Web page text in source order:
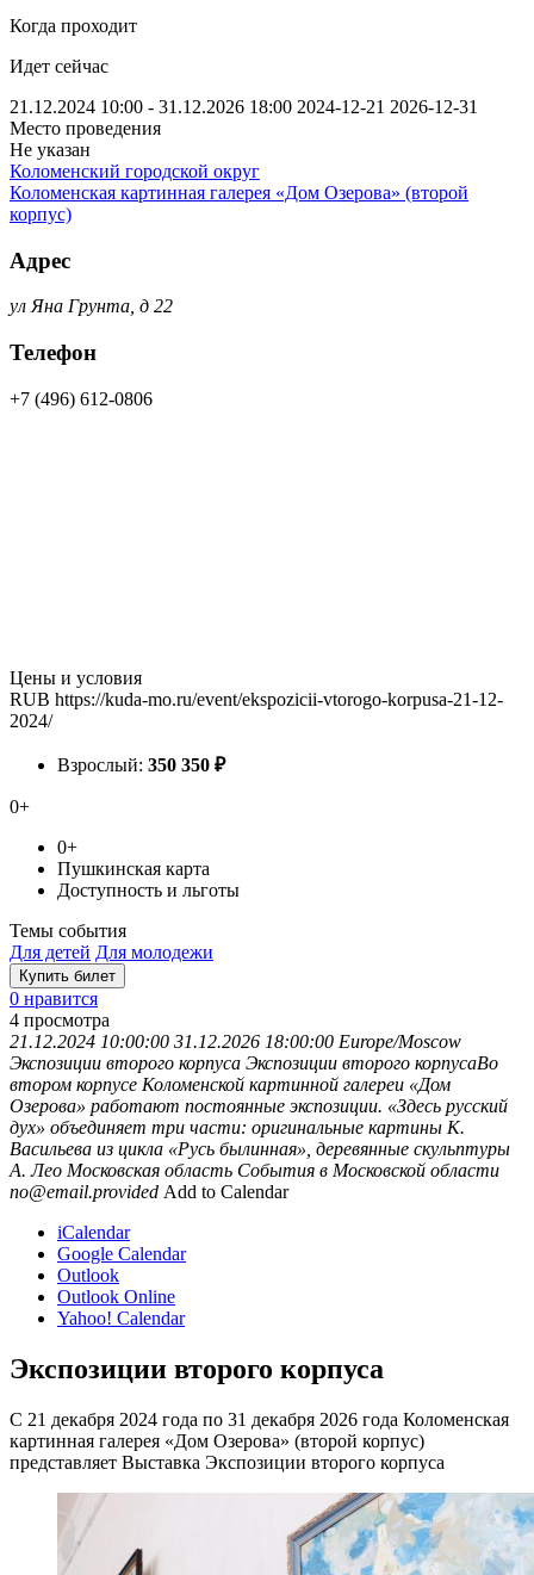
Когда проходит
Идет сейчас
21.12.2024 10:00 - 31.12.2026 18:00 2024-12-21 2026-12-31
Место проведения
Не указан
Коломенский городской округ
Коломенская картинная галерея «Дом Озерова» (второй
корпус)
Адрес
ул Яна Грунта, д 22
Телефон
+7 (496) 612-0806
Цены и условия
RUB https://kuda-mo.ru/event/ekspozicii-vtorogo-korpusa-21-12-
2024/
Взрослый: 350 350 ₽
0+
0+
Пушкинская карта
Доступность и льготы
Темы события
Для детей Для молодежи
Купить билет
0 нравится
4 просмотра
21.12.2024 10:00:00 31.12.2026 18:00:00 Europe/Moscow
Экспозиции второго корпуса Экспозиции второго корпусаВо
втором корпусе Коломенской картинной галереи «Дом
Озерова» работают постоянные экспозиции. «Здесь русский
дух» объединяет три части: оригинальные картины К.
Васильева из цикла «Русь былинная», деревянные скульптуры
А. Лео Московская область События в Московской области
no@email.provided Add to Calendar
iCalendar
Google Calendar
Outlook
Outlook Online
Yahoo! Calendar
Экспозиции второго корпуса
С 21 декабря 2024 года по 31 декабря 2026 года Коломенская
картинная галерея «Дом Озерова» (второй корпус)
представляет Выставка Экспозиции второго корпуса